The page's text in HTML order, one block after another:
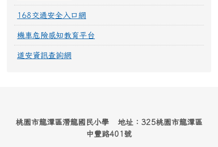
168交通安全入口網
機車危險感知教育平台
道安資訊查詢網
桃園市龍潭區潛龍國民小學 地址：325桃園市龍潭區
中豐路401號